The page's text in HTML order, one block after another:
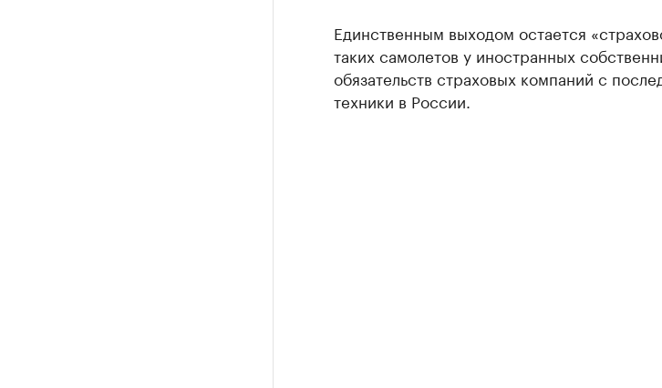
Единственным выходом остается
таких самолетов у иностранных
обязательств страховых компаний с
техники в России.